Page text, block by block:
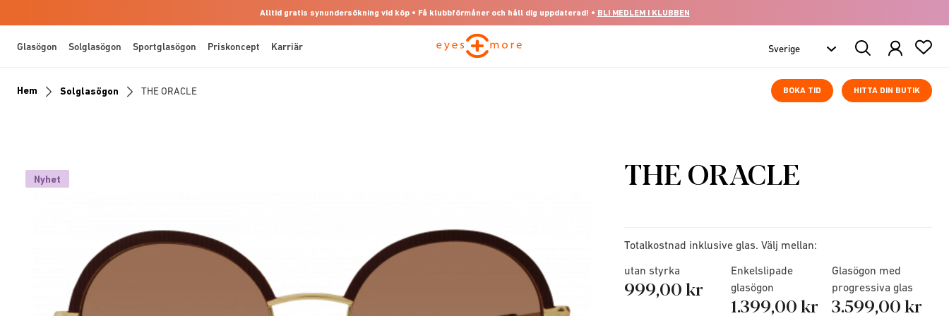
Alltid gratis synundersökning vid köp • Få klubbförmåner och håll dig uppdaterad! • BLI MEDLEM I KLUBBEN
Glasögon Solglasögon Sportglasögon Priskoncept Karriär
Search
Products
BOKA TID HITTA DIN BUTIK
Hem Solglasögon THE ORACLE
Nyhet THE ORACLE
Totalkostnad inklusive glas. Välj mellan:
utan styrka
999,00 kr
Enkelslipade
glasögon
1.399,00 kr
Glasögon med
progressiva glas
3.599,00 kr